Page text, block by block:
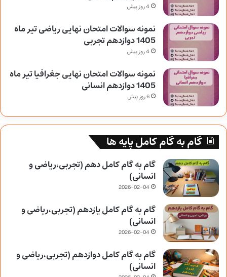
4 روز پیش
نمونه سوالات امتحان نهایی ریاضی تیر ماه
1405 دوازدهم تجربی
4 روز پیش
نمونه سوالات امتحان نهایی جغرافیا تیر ماه
1405 دوازدهم انسانی
6 روز پیش
گام به گام کامل پایه ها
گام به گام کامل دهم (تجربی،ریاضی و
انسانی)
2026-02-04
گام به گام کامل یازدهم (تجربی،ریاضی و
انسانی)
2026-02-04
گام به گام کامل دوازدهم (تجربی،ریاضی و
انسانی)